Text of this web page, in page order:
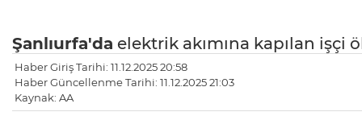
Şanlıurfa'da elektrik akımına kapılan işçi
Haber Giriş Tarihi: 11.12.2025 20:58
Haber Güncellenme Tarihi: 11.12.2025 21:03
Kaynak: AA